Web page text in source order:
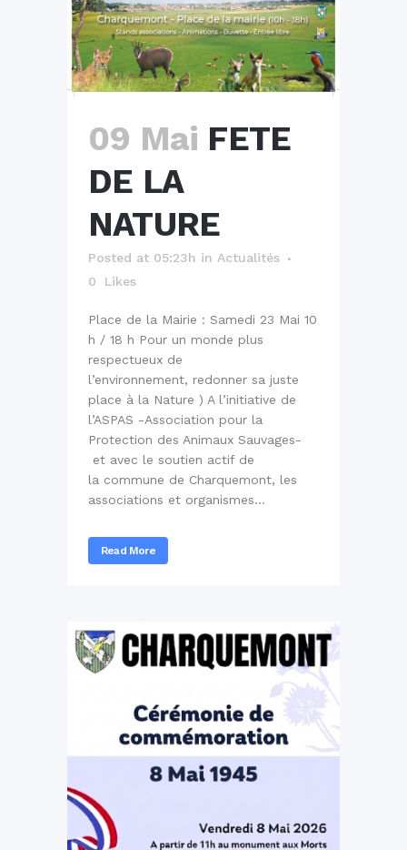
09 Mai FETE
DE LA
NATURE
Posted at 05:23h in Actualités
0
Likes
Place de la Mairie : Samedi 23 Mai 10
h / 18 h Pour un monde plus
respectueux de
l’environnement, redonner sa juste
place à la Nature ) A l’initiative de
l’ASPAS -Association pour la
Protection des Animaux Sauvages-
et avec le soutien actif de
la commune de Charquemont, les
associations et organismes...
Read More